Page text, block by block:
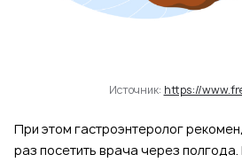
Источник: https://
При этом гастроэнтеролог
раз посетить врача через